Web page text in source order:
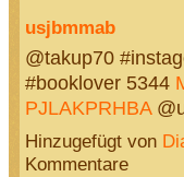
usjbmmab
@takup70
#booklover 5344
PJLAKPRHBA
Hinzugefügt von
Kommentare